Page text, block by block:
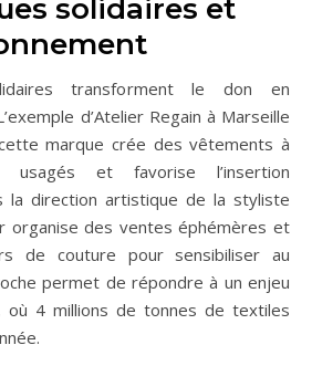
solidaires et
transforment le don en
d’Atelier Regain à Marseille
marque crée des vêtements à
et favorise l’insertion
la direction artistique de la styliste
organise des ventes éphémères et
de couture pour sensibiliser au
permet de répondre à un enjeu
où 4 millions de tonnes de textiles